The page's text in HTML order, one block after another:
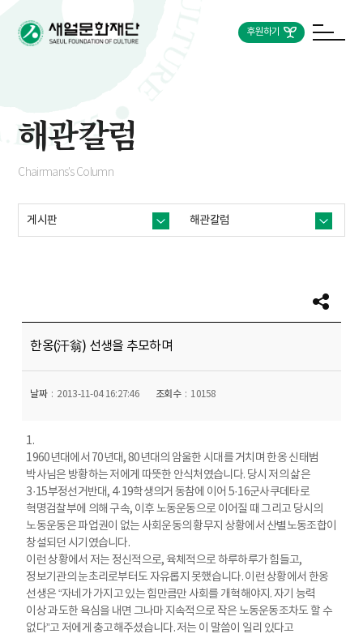
후원하기
해관칼럼
Chairmans's Column
게시판 해관칼럼
한옹(汗翁) 선생을 추모하며
날짜 2013-11-04 16:27:46 조회수 10158
1.
1960년대에서 70년대, 80년대의 암울한 시대를 거치며 한옹 신태범
박사님은 방황하는 저에게 따뜻한 안식처였습니다. 당시 저의 삶은
3·15부정선거반대, 4·19학생의거 동참에 이어 5·16군사쿠데타로
혁명검찰부에 의해 구속, 이후 노동운동으로 이어질 때 그리고 당시의
노동운동은 파업권이 없는 사회운동의 황무지 상황에서 산별노동조합이
창설되던 시기였습니다.
이런 상황에서 저는 정신적으로, 육체적으로 하루하루가 힘들고,
정보기관의 눈초리로부터도 자유롭지 못했습니다. 이런 상황에서 한옹
선생은 “자네가 가지고 있는 힘만큼만 사회를 개혁해야지. 자기 능력
이상 과도한 욕심을 내면 그나마 지속적으로 작은 노동운동조차도 할 수
없다”고 저에게 충고해주셨습니다. 저는 이 말씀이 일리 있다고